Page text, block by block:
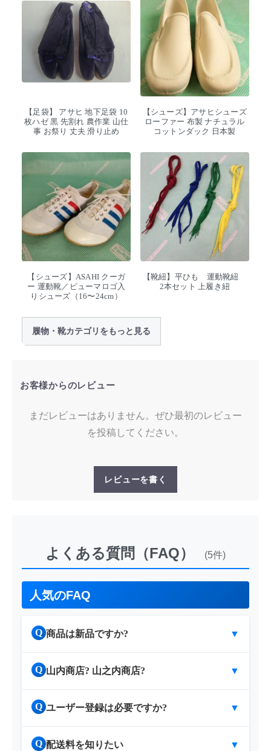
【足袋】 アサヒ 地下足袋 10
枚ハゼ 黒 先割れ 農作業 山仕
事 お祭り 丈夫 滑り止め
【シューズ】アサヒシューズ
ローファー 布製 ナチュラル
コットンダック 日本製
【シューズ】ASAHI クーガ
ー 運動靴／ピューマロゴ入
りシューズ（16〜24cm）
【靴紐】平ひも 運動靴紐
2本セット 上履き紐
履物・靴カテゴリをもっと見る
お客様からのレビュー
まだレビューはありません。ぜひ最初のレビュー
を投稿してください。
レビューを書く
よくある質問（FAQ） (5件)
人気のFAQ
Q 商品は新品ですか? ▼
Q 山内商店? 山之内商店? ▼
Q ユーザー登録は必要ですか? ▼
Q 配送料を知りたい ▼